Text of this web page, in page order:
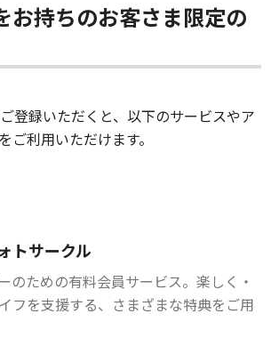
お持ちのお客さま限定の
ご登録いただくと、以下のサービスやア
ご利用いただけます。
トサークル
のための有料会員サービス。楽しく・
フを支援する、さまざまな特典をご用